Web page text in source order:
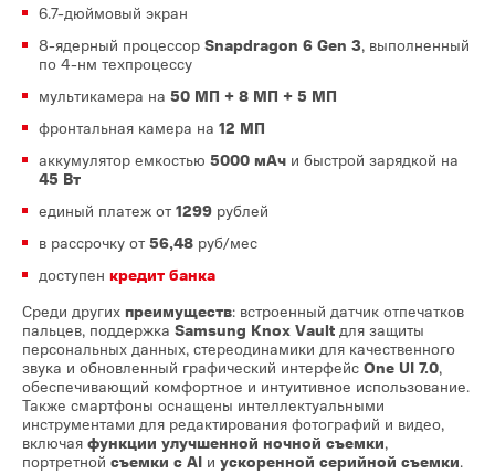
6.7-дюймовый экран
8-ядерный процессор Snapdragon 6 Gen 3, выполненный
по 4-нм техпроцессу
мультикамера на 50 МП + 8 МП + 5 МП
фронтальная камера на 12 МП
аккумулятор емкостью 5000 мАч и быстрой зарядкой на
45 Вт
единый платеж от 1299 рублей
в рассрочку от 56,48 руб/мес
доступен кредит банка
Среди других преимуществ: встроенный датчик отпечатков
пальцев, поддержка Samsung Knox Vault для защиты
персональных данных, стереодинамики для качественного
звука и обновленный графический интерфейс One UI 7.0,
обеспечивающий комфортное и интуитивное использование.
Также смартфоны оснащены интеллектуальными
инструментами для редактирования фотографий и видео,
включая функции улучшенной ночной съемки,
портретной съемки с AI и ускоренной серийной съемки.